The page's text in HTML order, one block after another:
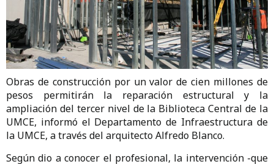
Obras de construcción por un valor de cien millones de
pesos permitirán la reparación estructural y la
ampliación del tercer nivel de la Biblioteca Central de la
UMCE, informó el Departamento de Infraestructura de
la UMCE, a través del arquitecto Alfredo Blanco.
Según dio a conocer el profesional, la intervención -que